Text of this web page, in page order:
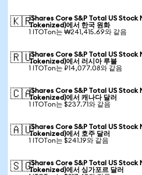
🇰🇷iShares Core S&P Total US Stock
Tokenized)에서 한국 원화
1 ITOTon는 ₩241,415.69와 같음
🇷🇺iShares Core S&P Total US Stock
Tokenized)에서 러시아 루블
1 ITOTon는 ₽14,077.08와 같음
🇨🇦iShares Core S&P Total US Stock
Tokenized)에서 캐나다 달러
1 ITOTon는 $237.71와 같음
🇦🇺iShares Core S&P Total US Stock
Tokenized)에서 호주 달러
1 ITOTon는 $241.19와 같음
🇸🇬iShares Core S&P Total US Stock
Tokenized)에서 싱가포르 달러